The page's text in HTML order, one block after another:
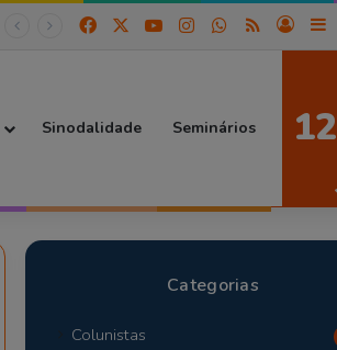
Facebook YouTubeInstagramWhatsApp
RSS Entrar
Sinodalidade Seminários 12
Categorias
Colunistas